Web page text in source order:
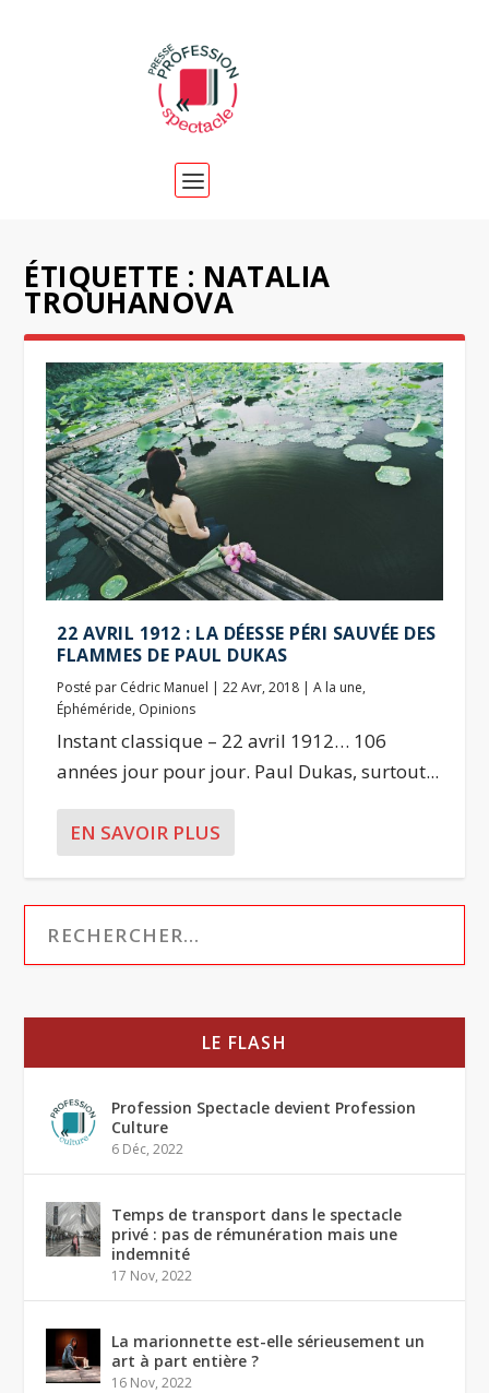
ÉTIQUETTE : NATALIA
TROUHANOVA
22 AVRIL 1912 : LA DÉESSE PÉRI SAUVÉE DES
FLAMMES DE PAUL DUKAS
Posté par Cédric Manuel |22 Avr, 2018 |A la une,
Éphéméride, Opinions
Instant classique – 22 avril 1912… 106
années jour pour jour. Paul Dukas, surtout...
EN SAVOIR PLUS
LE FLASH
Profession Spectacle devient Profession
Culture
6 Déc, 2022
Temps de transport dans le spectacle
privé : pas de rémunération mais une
indemnité
17 Nov, 2022
La marionnette est-elle sérieusement un
art à part entière ?
16 Nov, 2022